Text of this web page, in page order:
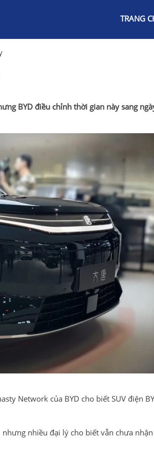
TRANG
BYD điều chỉnh thời gian này sang
Network của BYD cho biết SUV điện
nhiều đại lý cho biết vẫn chưa nhận